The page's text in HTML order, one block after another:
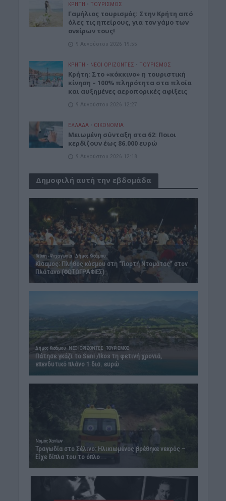
ΚΡΗΤΗ • ΤΟΥΡΙΣΜΟΣ
Γαμήλιος τουρισμός: Στην Κρήτη από
όλες τις ηπείρους, για τον γάμο των
ονείρων τους!
9 Αυγούστου 2026 19:55
ΚΡΗΤΗ • ΝΕΟΙ ΟΡΙΖΟΝΤΕΣ • ΤΟΥΡΙΣΜΟΣ
Κρήτη: Στο «κόκκινο» η τουριστική
κίνηση – 100% πληρότητα στα πλοία
και αυξημένες αεροπορικές αφίξεις
9 Αυγούστου 2026 12:27
ΕΛΛΑΔΑ • ΟΙΚΟΝΟΜΙΑ
Μειωμένη σύνταξη στα 62: Ποιοι
κερδίζουν έως 86.000 ευρώ
9 Αυγούστου 2026 12:18
Δημοφιλή αυτή την εβδομάδα